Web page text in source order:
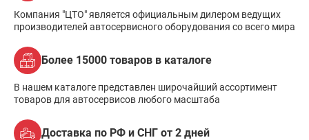
Компания "ЦТО" является официальным дилером ведущих
производителей автосервисного оборудования со всего мира
Более 15000 товаров в каталоге
В нашем каталоге представлен широчайший ассортимент
товаров для автосервисов любого масштаба
Доставка по РФ и СНГ от 2 дней